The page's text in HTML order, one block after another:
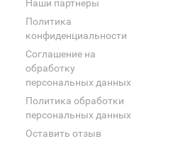
Наши партнеры
Политика
конфиденциальности
Соглашение на
обработку
персональных данных
Политика обработки
персональных данных
Оставить отзыв